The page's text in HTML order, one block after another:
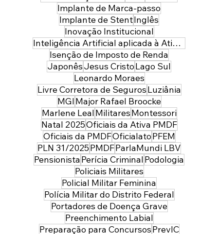
Implante de Marca-passo
Implante de StentInglês
Inovação Institucional
Inteligência Artificial aplicada à Atividade Policial
Isenção de Imposto de Renda
JaponêsJesus CristoLago Sul
Leonardo Moraes
Livre Corretora de SegurosLuziânia
MGIMajor Rafael Broocke
Marlene LealMilitaresMontessori
Natal 2025Oficiais da Ativa PMDF
Oficiais da PMDFOficialatoPFEM
PLN 31/2025PMDFParlaMundi LBV
PensionistaPerícia CriminalPodologia
Policiais Militares
Policial Militar Feminina
Polícia Militar do Distrito Federal
Portadores de Doença Grave
Preenchimento Labial
Preparação para ConcursosPrevIC